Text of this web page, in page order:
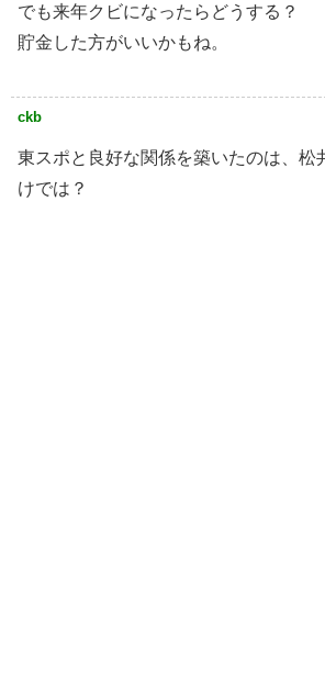
でも来年クビになったらどうする？
貯金した方がいいかもね。
ckb
東スポと良好な関係を築いたのは、松
けでは？